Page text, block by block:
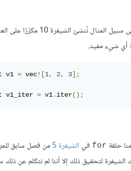
المكررات في رست كسولة، بمعنى أنها لا تمتلك أي تأثير حتى تستدعي أنت التابع الذي يستخدم المكرر، فعلى
أي شيء مفيد.
v1
= vec![1, 2, 3];
v1_iter
= v1. iter();
حلقة for في الشيفرة 5
من فصل سابق
لتحقيق ذلك إلا أننا لم نتكلم عن ذلك